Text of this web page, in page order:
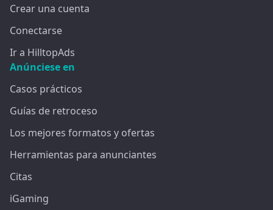
Crear una cuenta
Conectarse
Ir a HilltopAds
Anúnciese en
Casos prácticos
Guías de retroceso
Los mejores formatos y ofertas
Herramientas para anunciantes
Citas
iGaming